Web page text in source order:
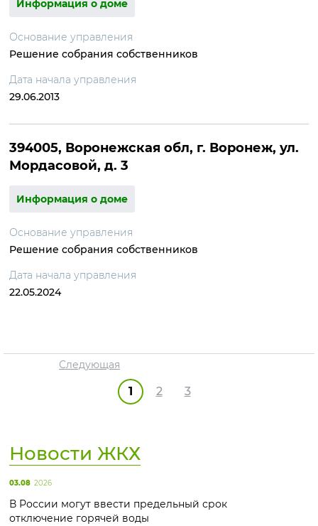
Информация о доме
Основание управления
Решение собрания собственников
Дата начала управления
29.06.2013
394005, Воронежская обл, г. Воронеж, ул.
Мордасовой, д. 3
Информация о доме
Основание управления
Решение собрания собственников
Дата начала управления
22.05.2024
1 2 3
Следующая
Новости ЖКХ
03.08 2026
В России могут ввести предельный срок
отключение горячей воды